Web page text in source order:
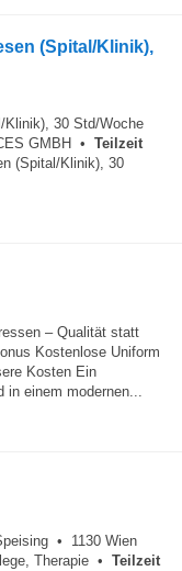
(Spital/Klinik),
Klinik), 30 Std/Woche
GMBH • Teilzeit
(Spital/Klinik), 30
– Qualität statt
Kostenlose Uniform
Kosten Ein
in einem modernen...
• 1130 Wien
Therapie • Teilzeit